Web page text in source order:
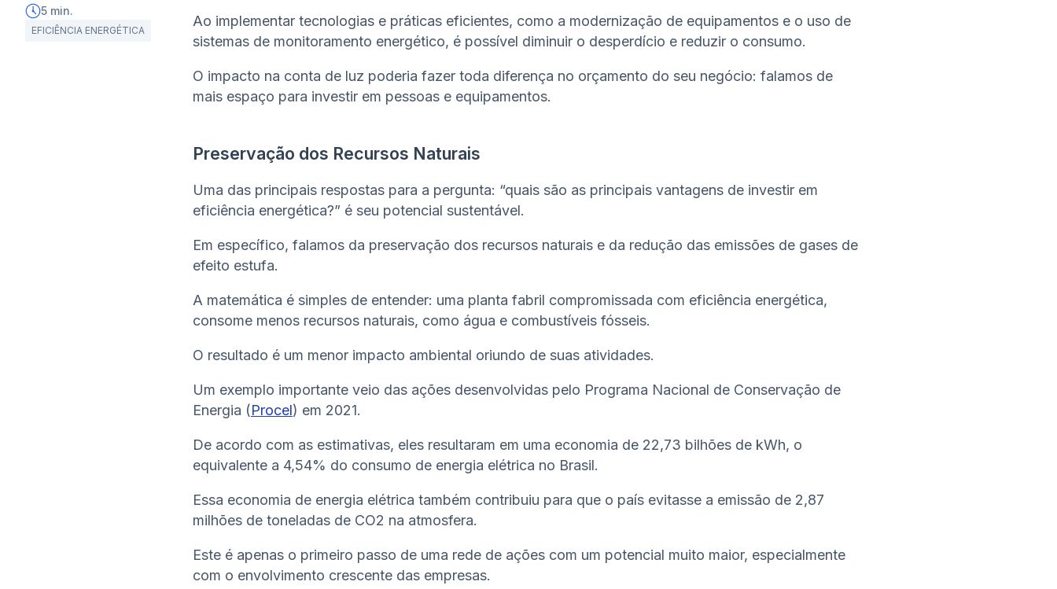
5 min.
EFICIÊNCIA ENERGÉTICA
Ao implementar tecnologias e práticas eficientes, como a modernização de equipamentos e o uso de
sistemas de monitoramento energético, é possível diminuir o desperdício e reduzir o consumo.
O impacto na conta de luz poderia fazer toda diferença no orçamento do seu negócio: falamos de
mais espaço para investir em pessoas e equipamentos.
Preservação dos Recursos Naturais
Uma das principais respostas para a pergunta: “quais são as principais vantagens de investir em
eficiência energética?” é seu potencial sustentável.
Em específico, falamos da preservação dos recursos naturais e da redução das emissões de gases de
efeito estufa.
A matemática é simples de entender: uma planta fabril compromissada com eficiência energética,
consome menos recursos naturais, como água e combustíveis fósseis.
O resultado é um menor impacto ambiental oriundo de suas atividades.
Um exemplo importante veio das ações desenvolvidas pelo Programa Nacional de Conservação de
Energia (Procel) em 2021.
De acordo com as estimativas, eles resultaram em uma economia de 22,73 bilhões de kWh, o
equivalente a 4,54% do consumo de energia elétrica no Brasil.
Essa economia de energia elétrica também contribuiu para que o país evitasse a emissão de 2,87
milhões de toneladas de CO2 na atmosfera.
Este é apenas o primeiro passo de uma rede de ações com um potencial muito maior, especialmente
com o envolvimento crescente das empresas.